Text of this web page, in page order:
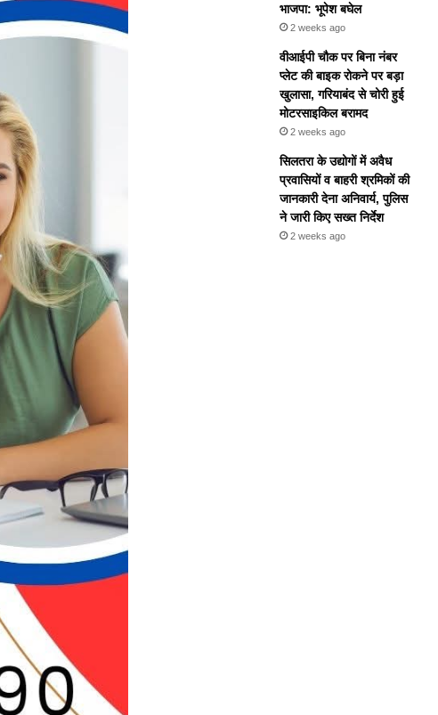
भाजपा: भूपेश बघेल
2 weeks ago
वीआईपी चौक पर बिना नंबर
प्लेट की बाइक रोकने पर बड़ा
खुलासा, गरियाबंद से चोरी हुई
मोटरसाइकिल बरामद
2 weeks ago
सिलतरा के उद्योगों में अवैध
प्रवासियों व बाहरी श्रमिकों की
जानकारी देना अनिवार्य, पुलिस
ने जारी किए सख्त निर्देश
2 weeks ago